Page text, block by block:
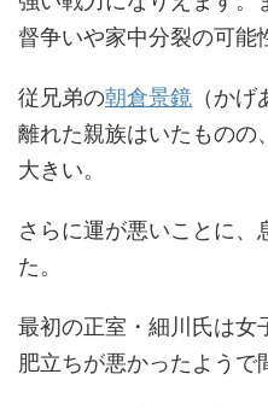
督争いや家中分裂の可能
従兄弟の朝倉景鏡 （か
離れた親族はいたものの
大きい。
さらに運が悪いことに、
た。
最初の正室・細川氏は女
肥立ちが悪かったようで